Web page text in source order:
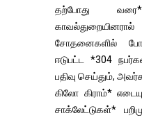
தற்போது
சோதனைகளில்
ஈடுபட்ட *304
பதிவு செய்தும்,
கிலோ கிராம்*
சாக்லேட்டுகள்*